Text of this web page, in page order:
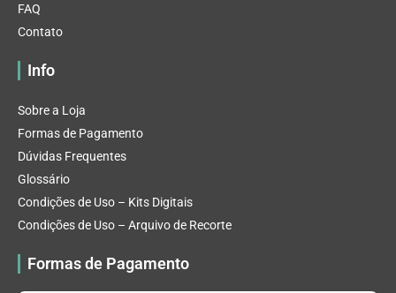
FAQ
Contato
Info
Sobre a Loja
Formas de Pagamento
Dúvidas Frequentes
Glossário
Condições de Uso – Kits Digitais
Condições de Uso – Arquivo de Recorte
Formas de Pagamento